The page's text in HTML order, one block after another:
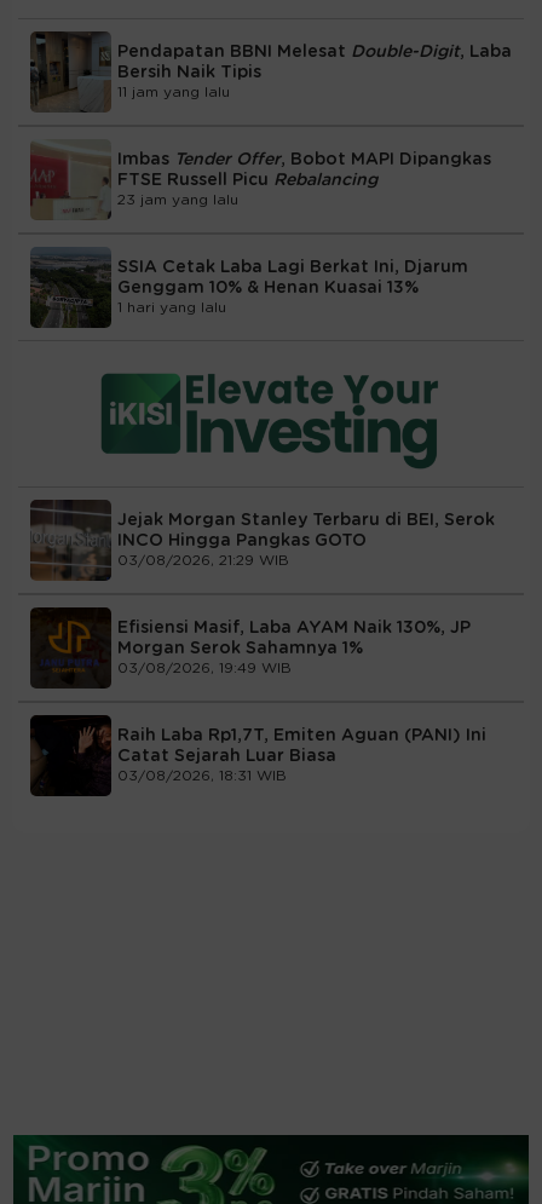
Pendapatan BBNI Melesat Double-Digit, Laba
Bersih Naik Tipis
11 jam yang lalu
Imbas Tender Offer, Bobot MAPI Dipangkas
FTSE Russell Picu Rebalancing
23 jam yang lalu
SSIA Cetak Laba Lagi Berkat Ini, Djarum
Genggam 10% & Henan Kuasai 13%
1 hari yang lalu
Jejak Morgan Stanley Terbaru di BEI, Serok
INCO Hingga Pangkas GOTO
03/08/2026, 21:29 WIB
Efisiensi Masif, Laba AYAM Naik 130%, JP
Morgan Serok Sahamnya 1%
03/08/2026, 19:49 WIB
Raih Laba Rp1,7T, Emiten Aguan (PANI) Ini
Catat Sejarah Luar Biasa
03/08/2026, 18:31 WIB